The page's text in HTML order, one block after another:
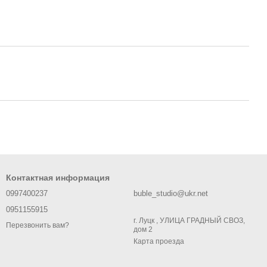
Контактная информация
0997400237
0951155915
Перезвонить вам?
buble_studio@ukr.net
г. Луцк , УЛИЦА ГРАДНЫЙ СВОЗ,
дом 2
Карта проезда